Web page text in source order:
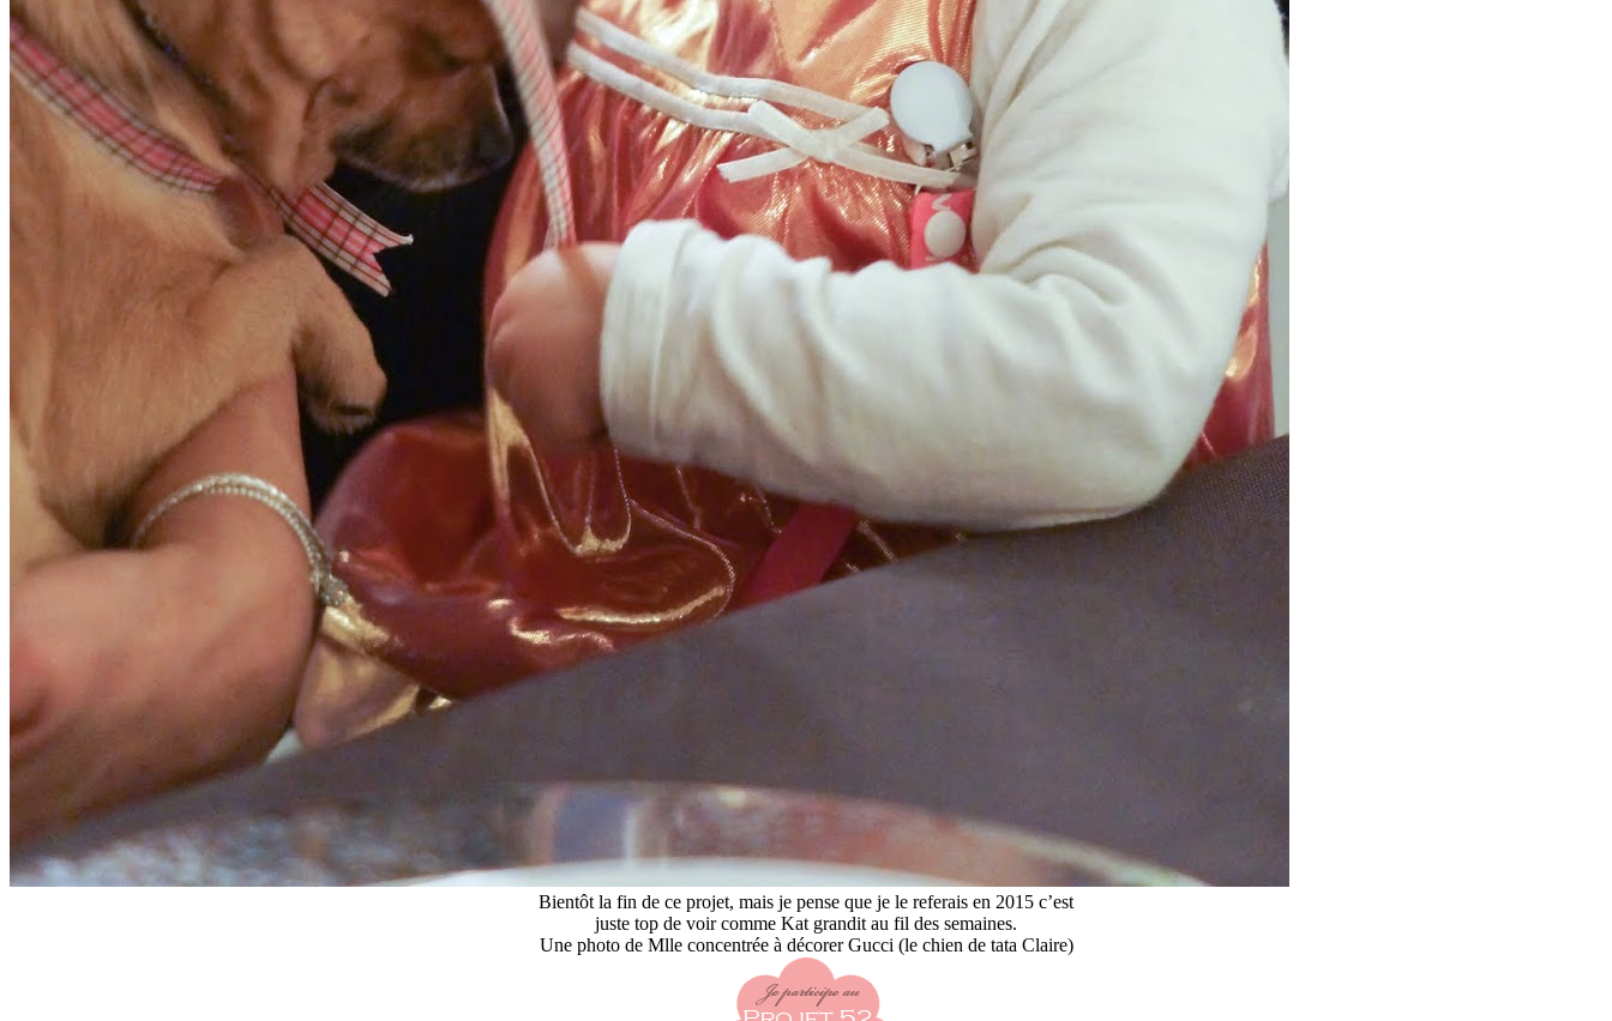
Bientôt la fin de ce projet, mais je pense que je le referais en 2015 c’est
juste top de voir comme Kat grandit au fil des semaines.
Une photo de Mlle concentrée à décorer Gucci (le chien de tata Claire)